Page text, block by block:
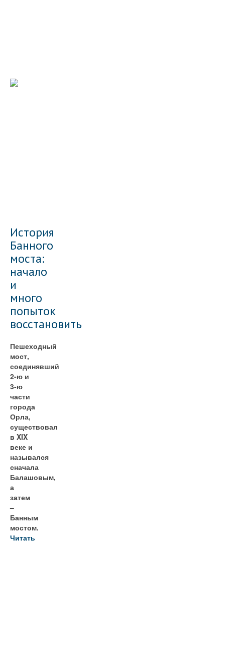
История
Банного
моста:
начало
и
много
попыток
восстановить
Пешеходный
мост,
соединявший
2-ю и
3-ю
части
города
Орла,
существовал
в XIX
веке и
назывался
сначала
Балашовым,
а
затем
–
Банным
мостом.
Читать